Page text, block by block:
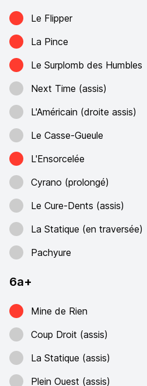
Le Flipper
La Pince
Le Surplomb des Humbles
Next Time (assis)
L'Américain (droite assis)
Le Casse-Gueule
L'Ensorcelée
Cyrano (prolongé)
Le Cure-Dents (assis)
La Statique (en traversée)
Pachyure
6a+
Mine de Rien
Coup Droit (assis)
La Statique (assis)
Plein Ouest (assis)